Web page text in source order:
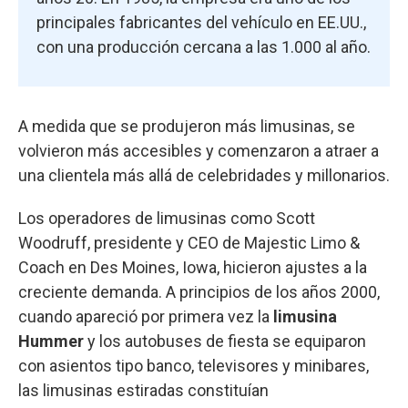
principales fabricantes del vehículo en EE.UU.,
con una producción cercana a las 1.000 al año.
A medida que se produjeron más limusinas, se
volvieron más accesibles y comenzaron a atraer a
una clientela más allá de celebridades y millonarios.
Los operadores de limusinas como Scott
Woodruff, presidente y CEO de Majestic Limo &
Coach en Des Moines, Iowa, hicieron ajustes a la
creciente demanda. A principios de los años 2000,
cuando apareció por primera vez la limusina
Hummery los autobuses de fiesta se equiparon
con asientos tipo banco, televisores y minibares,
las limusinas estiradas constituían